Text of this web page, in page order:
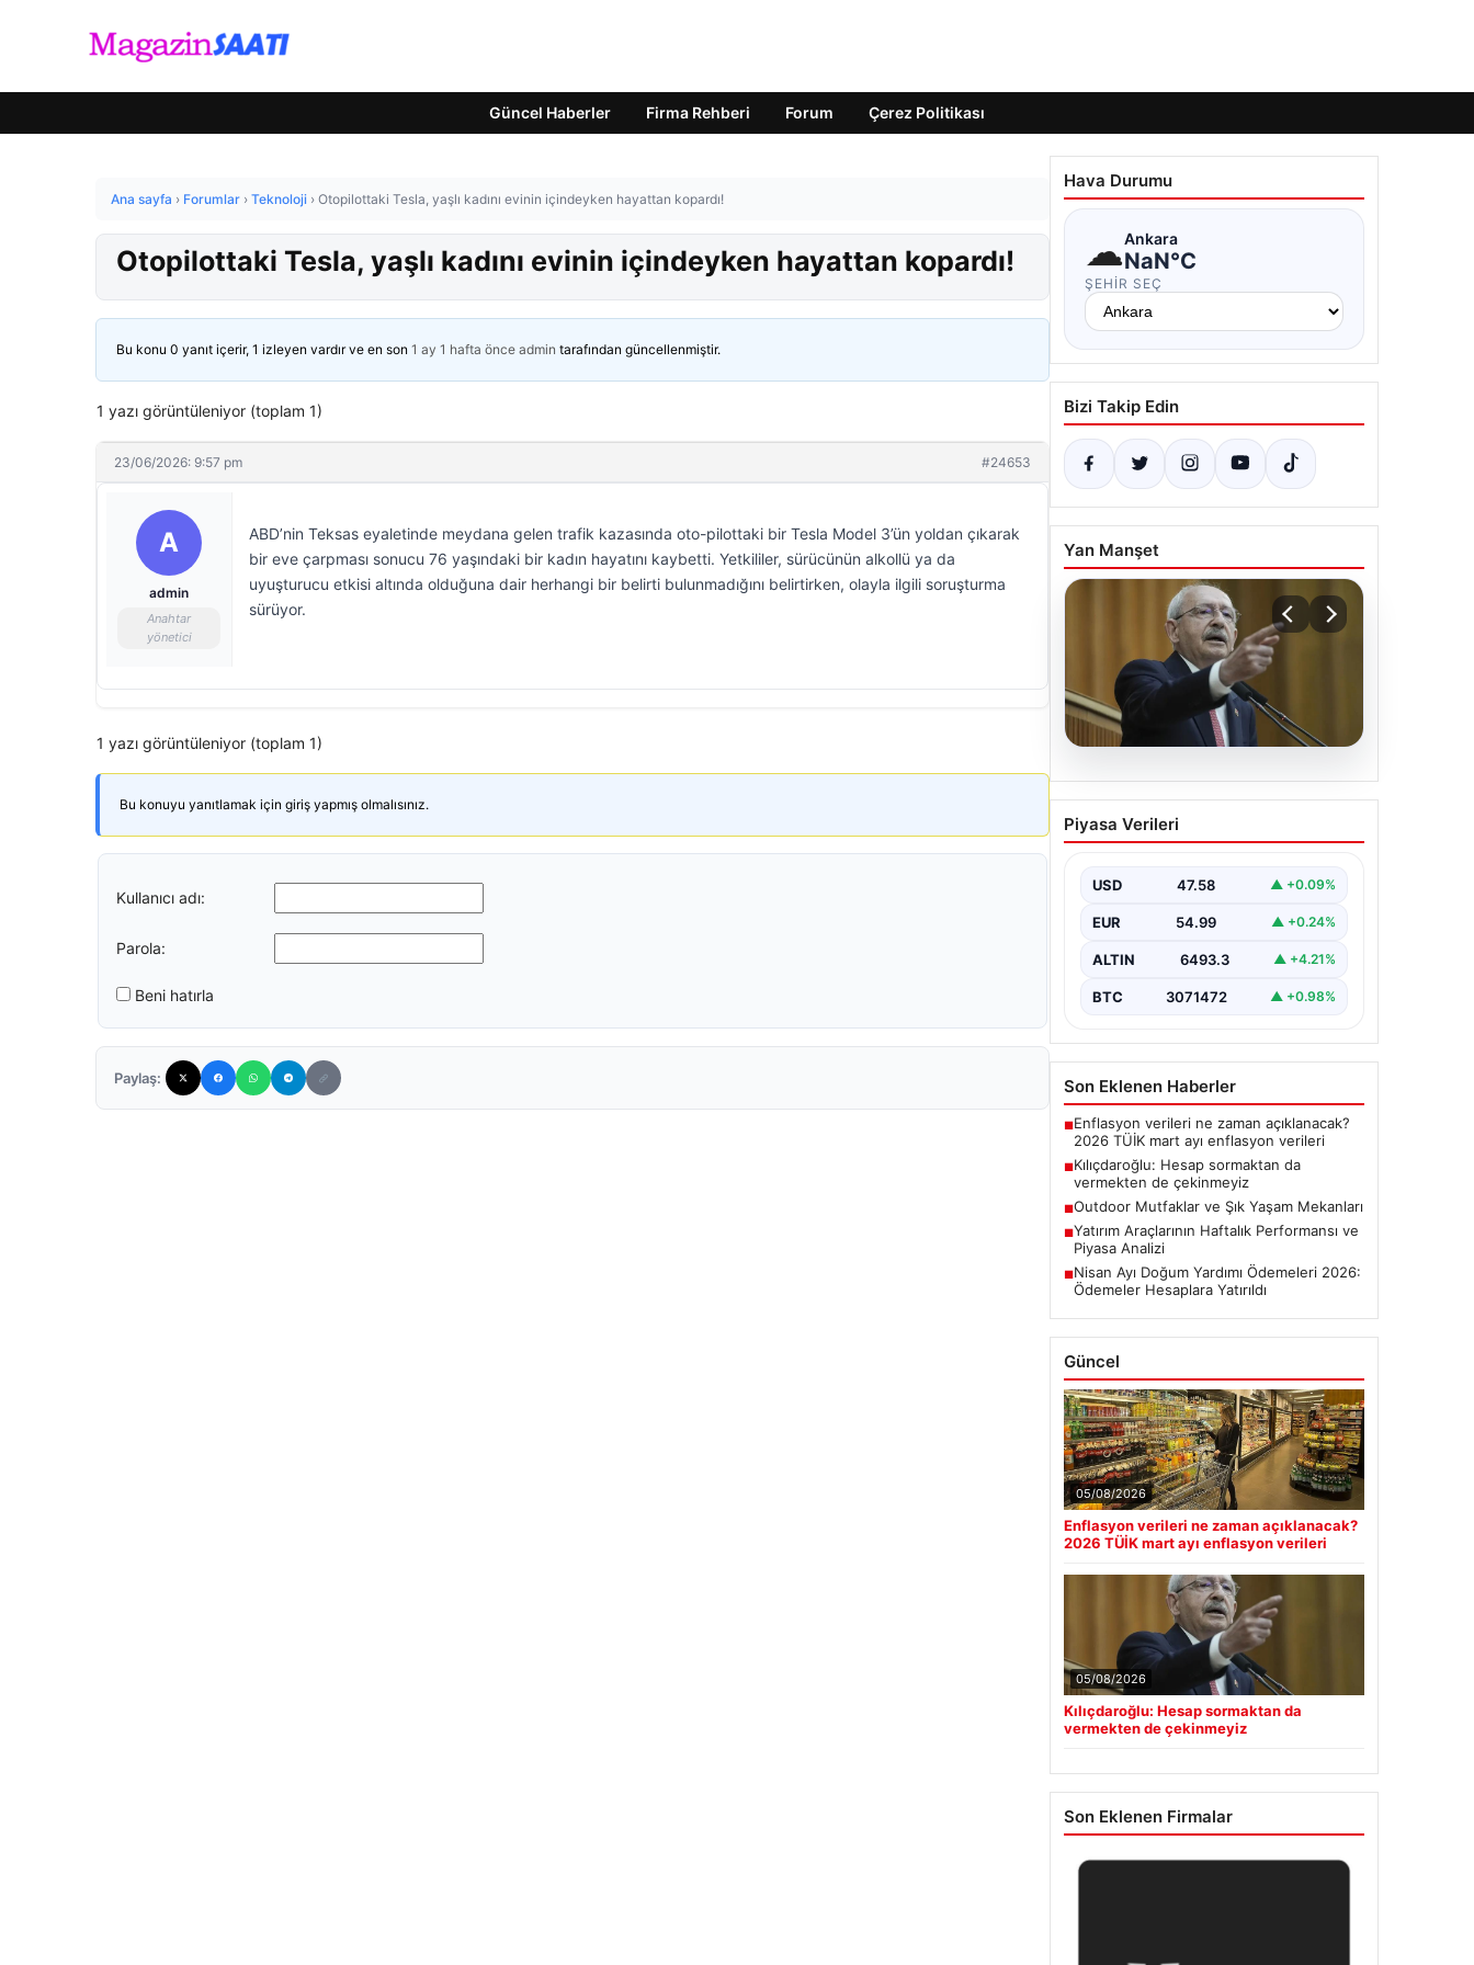
Güncel Haberler Firma Rehberi Forum Çerez Politikası
Ana sayfa › Forumlar › Teknoloji › Otopilottaki Tesla, yaşlı kadını evinin içindeyken hayattan kopardı!
Otopilottaki Tesla, yaşlı kadını evinin içindeyken hayattan kopardı!
Bu konu 0 yanıt içerir, 1 izleyen vardır ve en son 1 ay 1 hafta önce admin tarafından güncellenmiştir.
1 yazı görüntüleniyor (toplam 1)
23/06/2026: 9:57 pm #24653
A
admin
Anahtar
yönetici
ABD’nin Teksas eyaletinde meydana gelen trafik kazasında oto-pilottaki bir Tesla Model 3’ün yoldan çıkarak
bir eve çarpması sonucu 76 yaşındaki bir kadın hayatını kaybetti. Yetkililer, sürücünün alkollü ya da
uyuşturucu etkisi altında olduğuna dair herhangi bir belirti bulunmadığını belirtirken, olayla ilgili soruşturma
sürüyor.
1 yazı görüntüleniyor (toplam 1)
Bu konuyu yanıtlamak için giriş yapmış olmalısınız.
Kullanıcı adı:
Parola:
Beni hatırla
Paylaş:
Hava Durumu
☁Ankara
NaN°C
ŞEHIR SEÇ
Bizi Takip Edin
Yan Manşet
Kılıçdaroğlu: Hesap
sormaktan da vermekten
Piyasa Verileri
USD 47.58 ▲ +0.09%
EUR 54.99 ▲ +0.24%
ALTIN 6493.3 ▲ +4.21%
BTC 3071472 ▲ +0.98%
Son Eklenen Haberler
■Enflasyon verileri ne zaman açıklanacak?
2026 TÜİK mart ayı enflasyon verileri
■Kılıçdaroğlu: Hesap sormaktan da
vermekten de çekinmeyiz
■Outdoor Mutfaklar ve Şık Yaşam Mekanları
■Yatırım Araçlarının Haftalık Performansı ve
Piyasa Analizi
■Nisan Ayı Doğum Yardımı Ödemeleri 2026:
Ödemeler Hesaplara Yatırıldı
Güncel
05/08/2026
Enflasyon verileri ne zaman açıklanacak?
2026 TÜİK mart ayı enflasyon verileri
05/08/2026
Kılıçdaroğlu: Hesap sormaktan da
vermekten de çekinmeyiz
Son Eklenen Firmalar